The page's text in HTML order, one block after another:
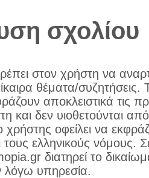
σχολίου
στον χρήστη να
θέματα/συζητήσεις.
αποκλειστικά τις
και δεν υιοθετούνται
οφείλει να
ελληνικούς νόμους.
διατηρεί το
λόγω υπηρεσία.